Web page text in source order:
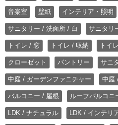
音楽室 壁紙 インテリア・照明
サニタリー / 洗面所 / 白 サニタリ
トイレ / 窓 トイレ / 収納 トイ
クローゼット パントリー サニ
中庭 / ガーデンファニチャー 中庭
バルコニー / 屋根 ルーフバルコニ
LDK / ナチュラル LDK / インテリ